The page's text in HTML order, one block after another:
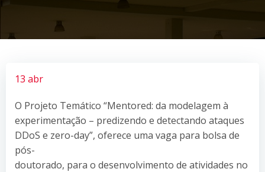
13 abr
O Projeto Temático “Mentored: da modelagem à
experimentação – predizendo e detectando ataques
DDoS e zero-day”, oferece uma vaga para bolsa de
pós-
doutorado, para o desenvolvimento de atividades no